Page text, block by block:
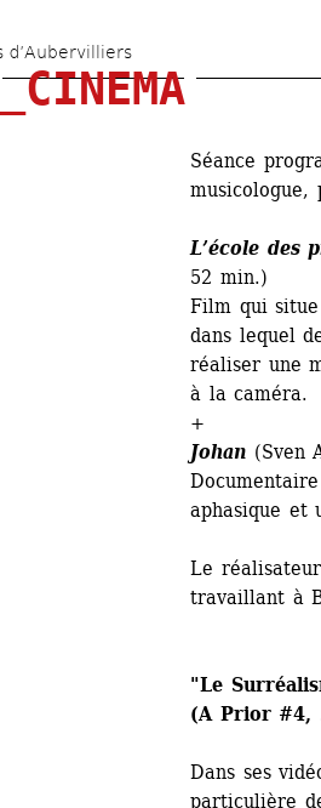
d’Aubervilliers
Séance
musicologue,
L’école des
52 min.)
Film qui
dans lequel
réaliser une
à la caméra.
+
Johan (Sven
aphasique et
Le
travaillant à
"Le
(A Prior #4,
Dans ses
particulière